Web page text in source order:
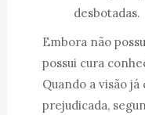
desbotadas.
Embora não
possui cura
Quando a visão
prejudicada,